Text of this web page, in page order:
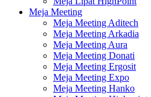
Meja Meeting
Meja Meeting Aditech
Meja Meeting Arkadia
Meja Meeting Aura
Meja Meeting Donati
Meja Meeting Ergosit
Meja Meeting Expo
Meja Meeting Hanko